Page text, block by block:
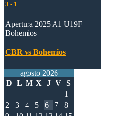
3 - 1
Apertura 2025 A1 U19F
Bohemios
CBR vs Bohemios
agosto 2026
D L M X J V S
1
2
3 4 5 6 7
8